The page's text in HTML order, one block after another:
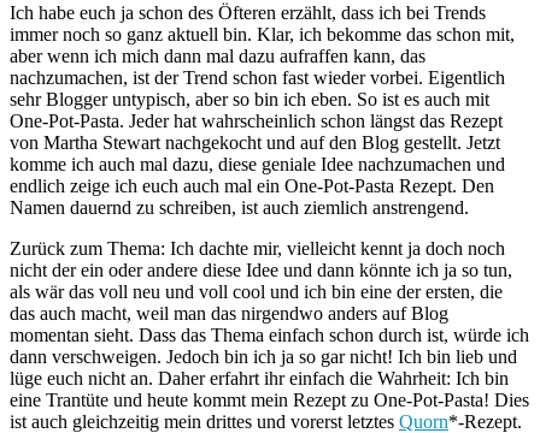
Ich habe euch ja schon des Öfteren erzählt, dass ich bei Trends
immer noch so ganz aktuell bin. Klar, ich bekomme das schon mit,
aber wenn ich mich dann mal dazu aufraffen kann, das
nachzumachen, ist der Trend schon fast wieder vorbei. Eigentlich
sehr Blogger untypisch, aber so bin ich eben. So ist es auch mit
One-Pot-Pasta. Jeder hat wahrscheinlich schon längst das Rezept
von Martha Stewart nachgekocht und auf den Blog gestellt. Jetzt
komme ich auch mal dazu, diese geniale Idee nachzumachen und
endlich zeige ich euch auch mal ein One-Pot-Pasta Rezept. Den
Namen dauernd zu schreiben, ist auch ziemlich anstrengend.
Zurück zum Thema: Ich dachte mir, vielleicht kennt ja doch noch
nicht der ein oder andere diese Idee und dann könnte ich ja so tun,
als wär das voll neu und voll cool und ich bin eine der ersten, die
das auch macht, weil man das nirgendwo anders auf Blog
momentan sieht. Dass das Thema einfach schon durch ist, würde ich
dann verschweigen. Jedoch bin ich ja so gar nicht! Ich bin lieb und
lüge euch nicht an. Daher erfahrt ihr einfach die Wahrheit: Ich bin
eine Trantüte und heute kommt mein Rezept zu One-Pot-Pasta! Dies
ist auch gleichzeitig mein drittes und vorerst letztes Quorn*-Rezept.